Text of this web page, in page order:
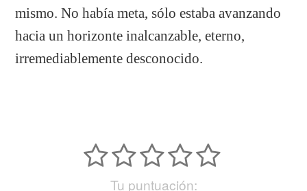
mismo. No había meta, sólo estaba avanzando
hacia un horizonte inalcanzable, eterno,
irremediablemente desconocido.
Tu puntuación: